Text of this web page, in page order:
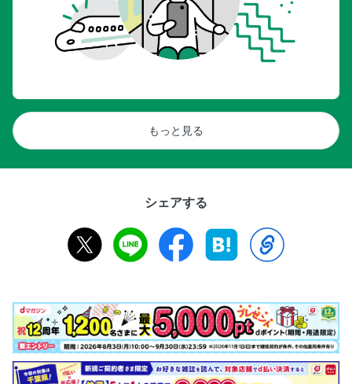
もっと見る
シェアする